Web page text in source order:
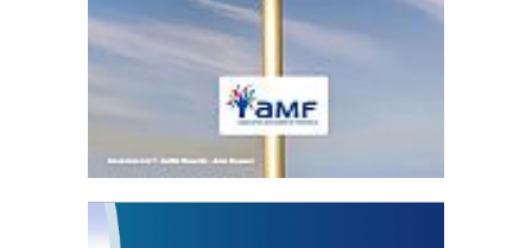
Statut de l’élu local
3 avril 2024